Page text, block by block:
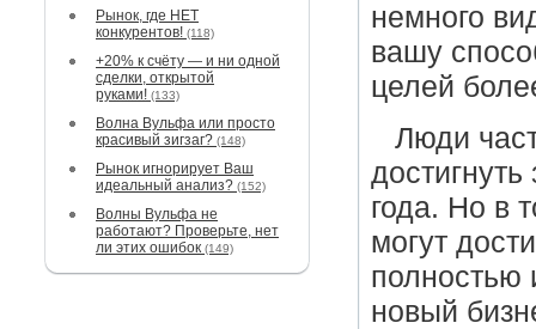
Рынок, где НЕТ
конкурентов! (118)
+20% к счёту — и ни одной
сделки, открытой
руками! (133)
Волна Вульфа или просто
красивый зигзаг? (148)
Рынок игнорирует Ваш
идеальный анализ? (152)
Волны Вульфа не
работают? Проверьте, нет
ли этих ошибок (149)
немного
вашу
целей
Люди
года. Но в
могут
полностью
новый